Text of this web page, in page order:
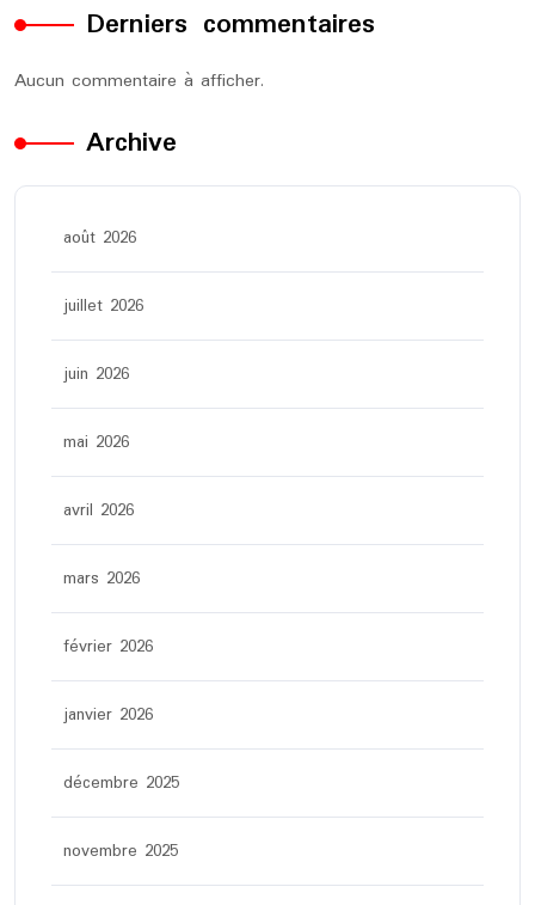
Derniers commentaires
Aucun commentaire à afficher.
Archive
août 2026
juillet 2026
juin 2026
mai 2026
avril 2026
mars 2026
février 2026
janvier 2026
décembre 2025
novembre 2025